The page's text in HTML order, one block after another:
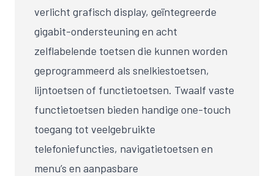
verlicht grafisch display, geïntegreerde
gigabit-ondersteuning en acht
zelflabelende toetsen die kunnen worden
geprogrammeerd als snelkiestoetsen,
lijntoetsen of functietoetsen. Twaalf vaste
functietoetsen bieden handige one-touch
toegang tot veelgebruikte
telefoniefuncties, navigatietoetsen en
menu’s en aanpasbare